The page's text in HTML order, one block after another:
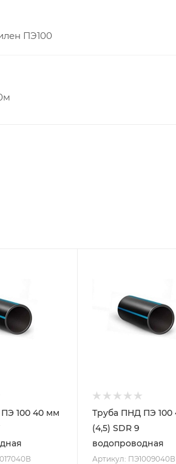
ПЭ100
100 40 мм
Труба ПНД ПЭ 100
(4,5) SDR 9
водопроводная
Артикул: ПЭ1009040В